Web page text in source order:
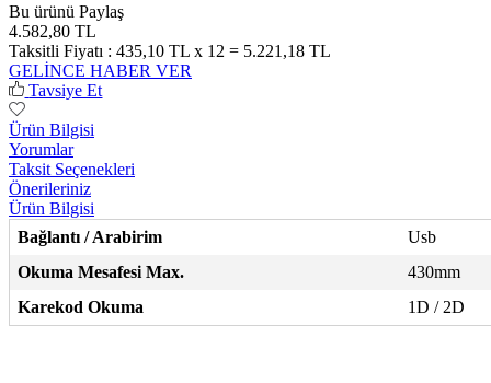
Bu ürünü Paylaş
4.582,80 TL
Taksitli Fiyatı : 435,10 TL x 12 = 5.221,18 TL
GELİNCE HABER VER
Tavsiye Et
Ürün Bilgisi
Yorumlar
Taksit Seçenekleri
Önerileriniz
Ürün Bilgisi
Bağlantı / Arabirim
Usb
Okuma Mesafesi Max.
430mm
Karekod Okuma
1D / 2D